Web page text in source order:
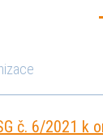
č. 6/2021 k